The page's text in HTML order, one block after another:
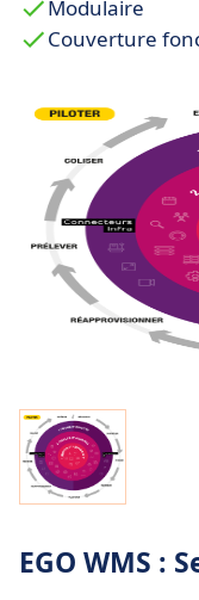
Evolutive:
Modulaire
Couverture
EGO WMS :